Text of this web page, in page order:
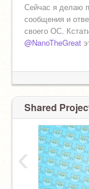
Сейчас я делаю
сообщения и
своего ОС.
@NanoTheGreat
Shared
‹